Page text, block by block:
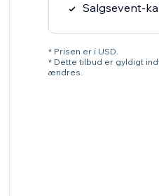
Salgsevent-
* Prisen er i USD.
* Dette tilbud er gyldigt
ændres.